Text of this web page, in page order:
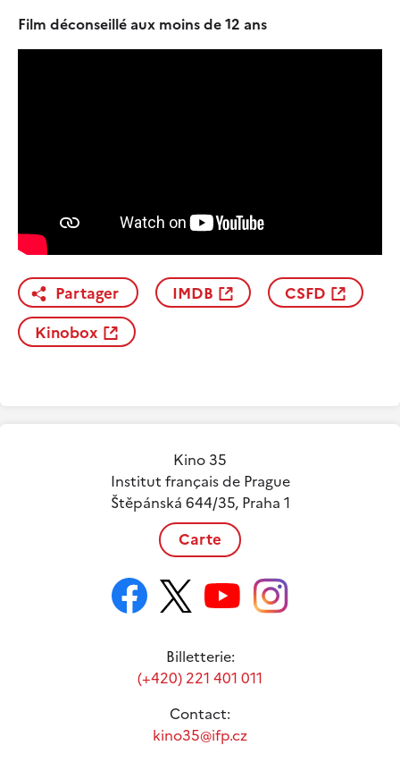
Film déconseillé aux moins de 12 ans
Partager IMDB
CSFD
Kinobox
Kino 35
Institut français de Prague
Štěpánská 644/35, Praha 1
Carte
Billetterie:
(+420) 221 401 011
Contact:
kino35@ifp.cz